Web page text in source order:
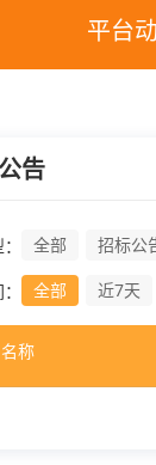
平台
告
全部 招标公
全部 近7天
称